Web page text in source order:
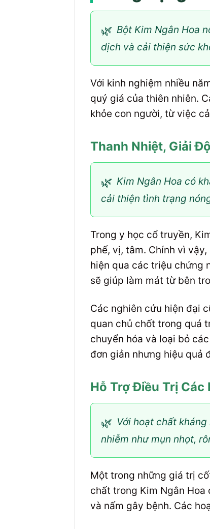
🌿 Bột Kim Ngân Hoa
dịch và cải thiện sức
Với kinh nghiệm nhiều
quý giá của thiên nhiên.
khỏe con người, từ việc
Thanh Nhiệt, Giải
🌿 Kim Ngân Hoa có
cải thiện tình trạng
Trong y học cổ truyền,
phế, vị, tâm. Chính vì
hiện qua các triệu chứng
sẽ giúp làm mát từ bên
Các nghiên cứu hiện đại
quan chủ chốt trong quá
chuyển hóa và loại bỏ
đơn giản nhưng hiệu quả
Hỗ Trợ Điều Trị Các
🌿 Với hoạt chất
nhiễm như mụn nhọt,
Một trong những giá trị
chất trong Kim Ngân
và nấm gây bệnh. Các